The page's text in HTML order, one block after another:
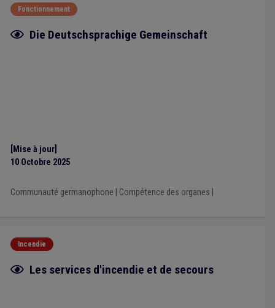
Fonctionnement
Fiche focus
Die Deutschsprachige Gemeinschaft
[Mise à jour]
10 Octobre 2025
Communauté germanophone Compétence des organes
Incendie
Fiche focus
Les services d'incendie et de secours